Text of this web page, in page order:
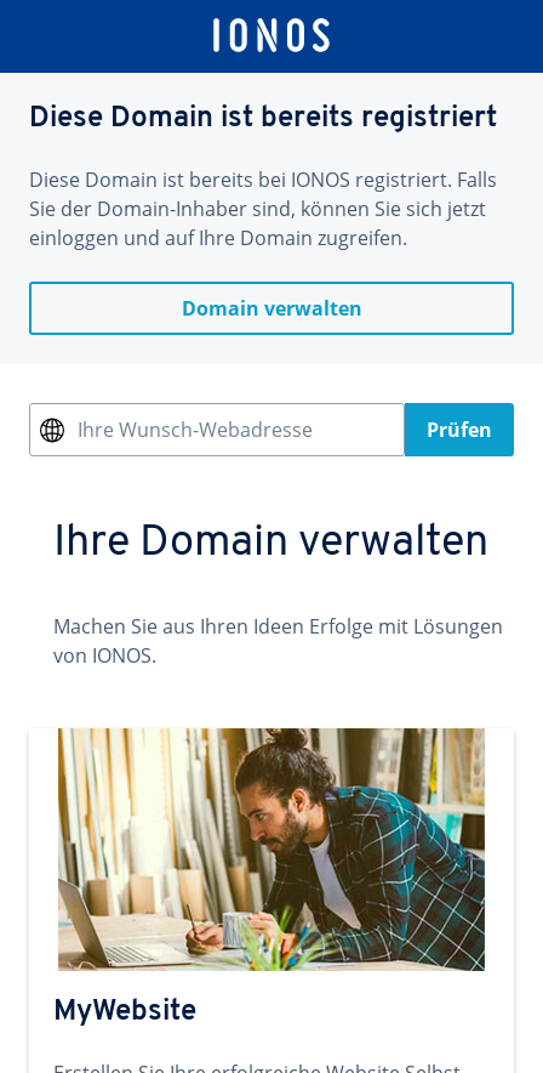
Diese Domain ist bereits registriert
Diese Domain ist bereits bei IONOS registriert. Falls
Sie der Domain-Inhaber sind, können Sie sich jetzt
einloggen und auf Ihre Domain zugreifen.
Domain verwalten
Ihre Wunsch-Webadresse Prüfen
Ihre Domain verwalten
Machen Sie aus Ihren Ideen Erfolge mit Lösungen
von IONOS.
MyWebsite